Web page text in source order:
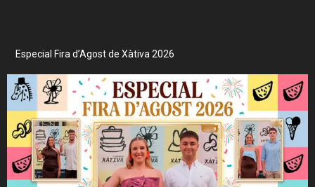
Especial Fira d’Agost de Xàtiva 2026